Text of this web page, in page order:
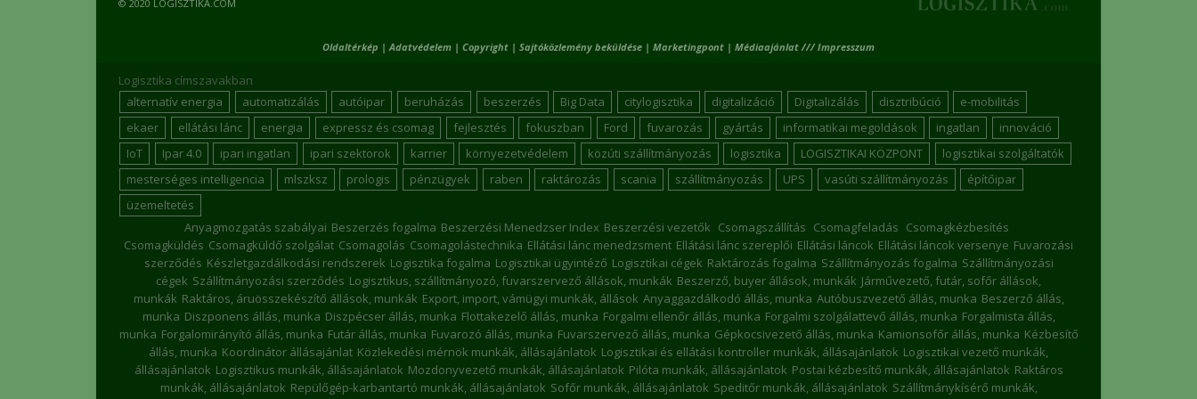
© 2020 LOGISZTIKA.COM
Oldaltérkép |Adatvédelem | Copyright | Sajtóközlemény beküldése | Marketingpont | Médiaajánlat /// Impresszum
Logisztika címszavakban
alternatív energia
automatizálás autóipar beruházás beszerzés Big Data citylogisztika digitalizáció Digitalizálás disztribúció
e-mobilitás
ekaer
ellátási lánc energia expressz és csomag fejlesztés fokuszban Ford fuvarozás gyártás informatikai megoldások ingatlan
innováció
IoT
Ipar 4.0 ipari ingatlan ipari szektorok karrier környezetvédelem közúti szállítmányozás logisztika LOGISZTIKAI KÖZPONT
logisztikai szolgáltatók
mesterséges intelligencia
mlszksz prologis pénzügyek raben raktározás scania szállítmányozás UPS vasúti szállítmányozás
építőipar
üzemeltetés
Anyagmozgatás szabályai Beszerzés fogalma Beszerzési Menedzser Index Beszerzési vezetők Csomagszállítás Csomagfeladás Csomagkézbesítés
Csomagküldés Csomagküldő szolgálat Csomagolás Csomagolástechnika Ellátási lánc menedzsment Ellátási lánc szereplői Ellátási láncok Ellátási láncok versenye Fuvarozási
szerződés Készletgazdálkodási rendszerek Logisztika fogalma Logisztikai ügyintéző Logisztikai cégek Raktározás fogalma Szállítmányozás fogalma Szállítmányozási
cégek Szállítmányozási szerződés Logisztikus, szállítmányozó, fuvarszervező állások, munkák Beszerző, buyer állások, munkák Járművezető, futár, sofőr állások,
munkák Raktáros, áruösszekészítő állások, munkák Export, import, vámügyi munkák, állások Anyaggazdálkodó állás, munka Autóbuszvezető állás, munka Beszerző állás,
munka Diszponens állás, munka Diszpécser állás, munka Flottakezelő állás, munka Forgalmi ellenőr állás, munka Forgalmi szolgálattevő állás, munka Forgalmista állás,
munka Forgalomirányító állás, munka Futár állás, munka Fuvarozó állás, munka Fuvarszervező állás, munka Gépkocsivezető állás, munka Kamionsofőr állás, munka Kézbesítő
állás, munka Koordinátor állásajánlat Közlekedési mérnök munkák, állásajánlatok Logisztikai és ellátási kontroller munkák, állásajánlatok Logisztikai vezető munkák,
állásajánlatok Logisztikus munkák, állásajánlatok Mozdonyvezető munkák, állásajánlatok Pilóta munkák, állásajánlatok Postai kézbesítő munkák, állásajánlatok Raktáros
munkák, állásajánlatok Repülőgép-karbantartó munkák, állásajánlatok Sofőr munkák, állásajánlatok Speditőr munkák, állásajánlatok Szállítmánykísérő munkák,